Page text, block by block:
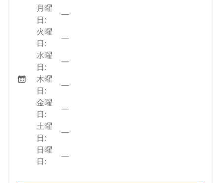
月曜
日:
—
火曜
日:
—
水曜
日:
—
木曜
日:
—
金曜
日:
—
土曜
日:
—
日曜
日:
—